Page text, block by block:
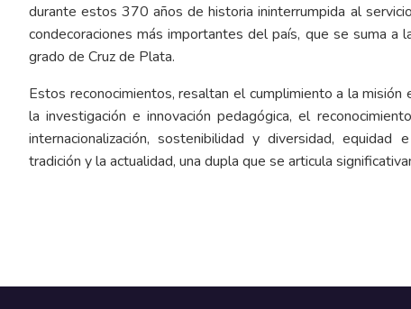
durante estos 370 años de historia ininterrumpida al
condecoraciones más importantes del país, que se suma
grado de Cruz de Plata.
Estos reconocimientos, resaltan el cumplimiento a la misión
la investigación e innovación pedagógica, el
internacionalización, sostenibilidad y diversidad,
tradición y la actualidad, una dupla que se articula